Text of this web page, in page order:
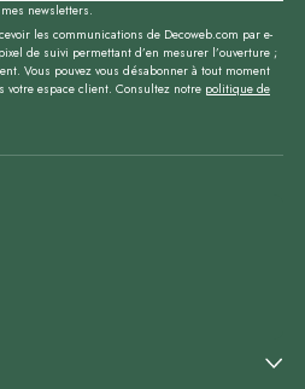
newsletters.
les communications de Decoweb.com par e-
de suivi permettant d’en mesurer l’ouverture ;
Vous pouvez vous désabonner à tout moment
votre espace client. Consultez notre politique de